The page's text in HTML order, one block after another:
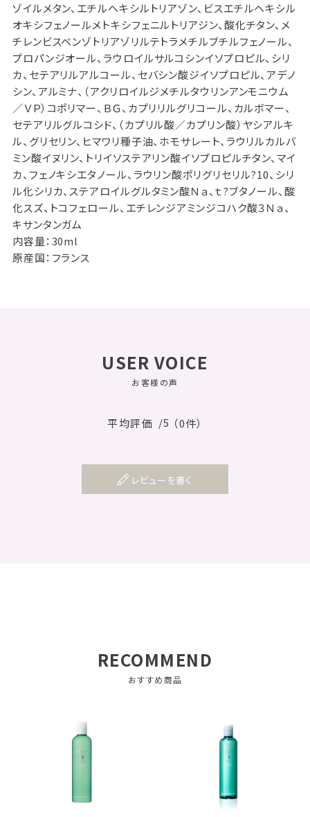
ゾイルメタン、エチルヘキシルトリアゾン、ビスエチルヘキシル
オキシフェノールメトキシフェニルトリアジン、酸化チタン、メ
チレンビスベンゾトリアゾリルテトラメチルブチルフェノール、
プロパンジオール、ラウロイルサルコシンイソプロピル、シリ
カ、セテアリルアルコール、セバシン酸ジイソプロピル、アデノ
シン、アルミナ、（アクリロイルジメチルタウリンアンモニウム
／ＶＰ）コポリマー、ＢＧ、カプリリルグリコール、カルボマー、
セテアリルグルコシド、（カプリル酸／カプリン酸）ヤシアルキ
ル、グリセリン、ヒマワリ種子油、ホモサレート、ラウリルカルバ
ミン酸イヌリン、トリイソステアリン酸イソプロピルチタン、マイ
カ、フェノキシエタノール、ラウリン酸ポリグリセリル?10、シリ
ル化シリカ、ステアロイルグルタミン酸Ｎａ、ｔ?ブタノール、酸
化スズ、トコフェロール、エチレンジアミンジコハク酸３Ｎａ、
キサンタンガム
内容量：30ml
原産国：フランス
USER VOICE
お客様の声
平均評価 /5 （0件）
レビューを書く
RECOMMEND
おすすめ商品